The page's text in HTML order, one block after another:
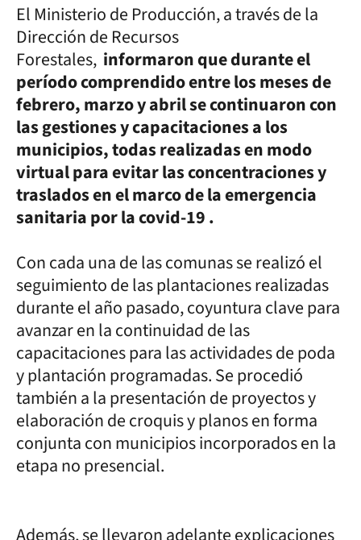
El Ministerio de Producción, a través de la
Dirección de Recursos
Forestales, informaron que durante el
período comprendido entre los meses de
febrero, marzo y abril se continuaron con
las gestiones y capacitaciones a los
municipios, todas realizadas en modo
virtual para evitar las concentraciones y
traslados en el marco de la emergencia
sanitaria por la covid-19 .
Con cada una de las comunas se realizó el
seguimiento de las plantaciones realizadas
durante el año pasado, coyuntura clave para
avanzar en la continuidad de las
capacitaciones para las actividades de poda
y plantación programadas. Se procedió
también a la presentación de proyectos y
elaboración de croquis y planos en forma
conjunta con municipios incorporados en la
etapa no presencial.